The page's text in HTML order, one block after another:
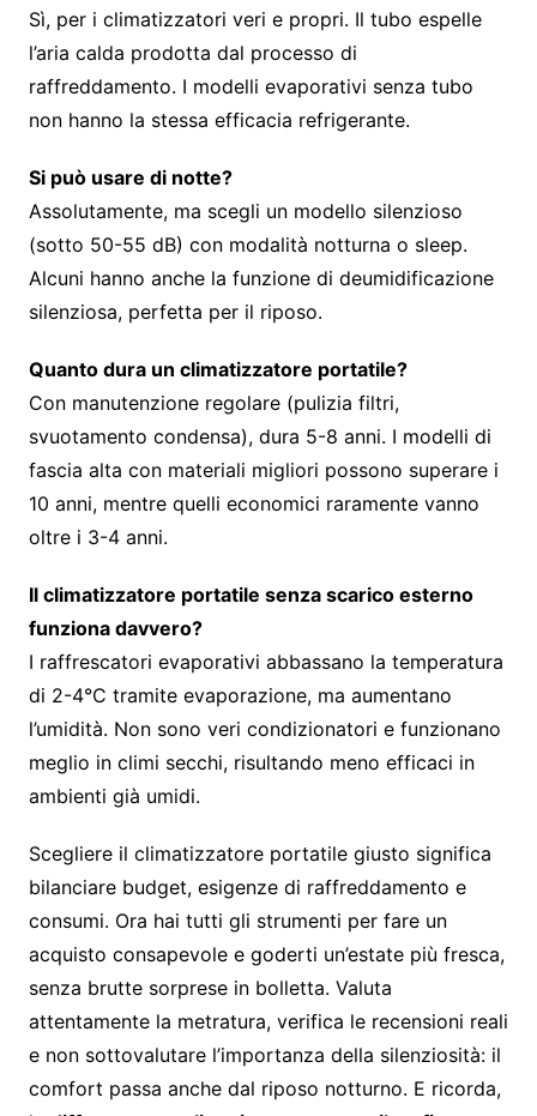
Sì, per i climatizzatori veri e propri. Il tubo espelle
l’aria calda prodotta dal processo di
raffreddamento. I modelli evaporativi senza tubo
non hanno la stessa efficacia refrigerante.
Si può usare di notte?
Assolutamente, ma scegli un modello silenzioso
(sotto 50-55 dB) con modalità notturna o sleep.
Alcuni hanno anche la funzione di deumidificazione
silenziosa, perfetta per il riposo.
Quanto dura un climatizzatore portatile?
Con manutenzione regolare (pulizia filtri,
svuotamento condensa), dura 5-8 anni. I modelli di
fascia alta con materiali migliori possono superare i
10 anni, mentre quelli economici raramente vanno
oltre i 3-4 anni.
Il climatizzatore portatile senza scarico esterno
funziona davvero?
I raffrescatori evaporativi abbassano la temperatura
di 2-4°C tramite evaporazione, ma aumentano
l’umidità. Non sono veri condizionatori e funzionano
meglio in climi secchi, risultando meno efficaci in
ambienti già umidi.
Scegliere il climatizzatore portatile giusto significa
bilanciare budget, esigenze di raffreddamento e
consumi. Ora hai tutti gli strumenti per fare un
acquisto consapevole e goderti un’estate più fresca,
senza brutte sorprese in bolletta. Valuta
attentamente la metratura, verifica le recensioni reali
e non sottovalutare l’importanza della silenziosità: il
comfort passa anche dal riposo notturno. E ricorda,